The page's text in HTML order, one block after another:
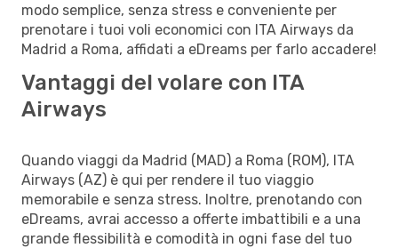
modo semplice, senza stress e conveniente per
prenotare i tuoi voli economici con ITA Airways da
Madrid a Roma, affidati a eDreams per farlo accadere!
Vantaggi del volare con ITA
Airways
Quando viaggi da Madrid (MAD) a Roma (ROM), ITA
Airways (AZ) è qui per rendere il tuo viaggio
memorabile e senza stress. Inoltre, prenotando con
eDreams, avrai accesso a offerte imbattibili e a una
grande flessibilità e comodità in ogni fase del tuo